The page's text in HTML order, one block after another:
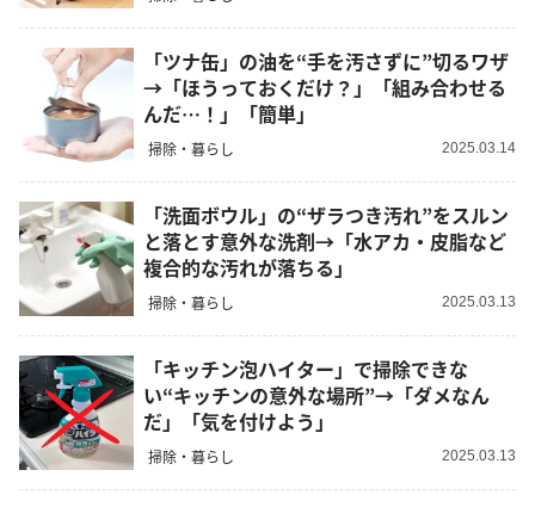
「ツナ缶」の油を“手を汚さずに”切るワザ
→「ほうっておくだけ？」「組み合わせる
んだ…！」「簡単」
掃除・暮らし 2025.03.14
「洗面ボウル」の“ザラつき汚れ”をスルン
と落とす意外な洗剤→「水アカ・皮脂など
複合的な汚れが落ちる」
掃除・暮らし 2025.03.13
「キッチン泡ハイター」で掃除できな
い“キッチンの意外な場所”→「ダメなん
だ」「気を付けよう」
掃除・暮らし 2025.03.13